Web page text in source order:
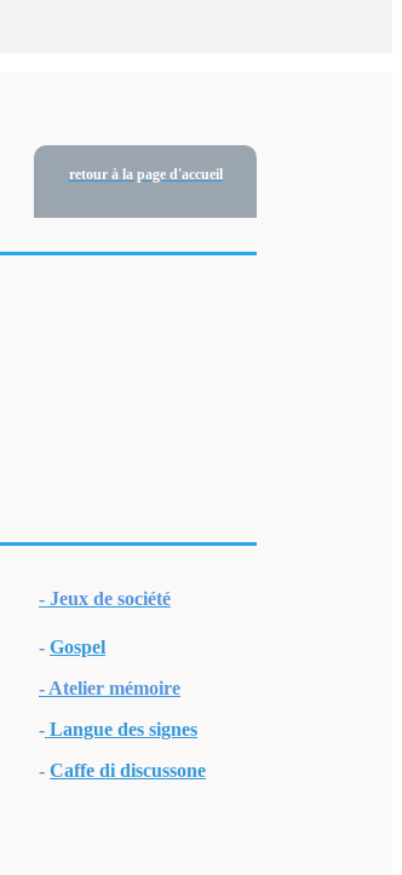
retour à la page d'accueil
- Jeux de société
- Gospel
- Atelier mémoire
- Langue des signes
- Caffe di discussone